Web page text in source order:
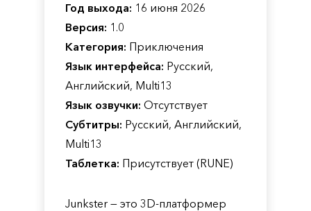
Год выхода: 16 июня 2026
Версия: 1.0
Категория: Приключения
Язык интерфейса: Русский,
Английский, Multi13
Язык озвучки: Отсутствует
Субтитры: Русский, Английский,
Multi13
Таблетка: Присутствует (RUNE)
Junkster — это 3D-платформер